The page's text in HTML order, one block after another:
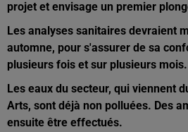
projet et envisage un premier
Les analyses sanitaires devraient
automne, pour s'assurer de sa
plusieurs fois et sur plusieurs mois.
Les eaux du secteur, qui viennent
Arts, sont déjà non polluées. Des
ensuite être effectués.